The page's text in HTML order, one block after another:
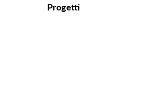
Progetti